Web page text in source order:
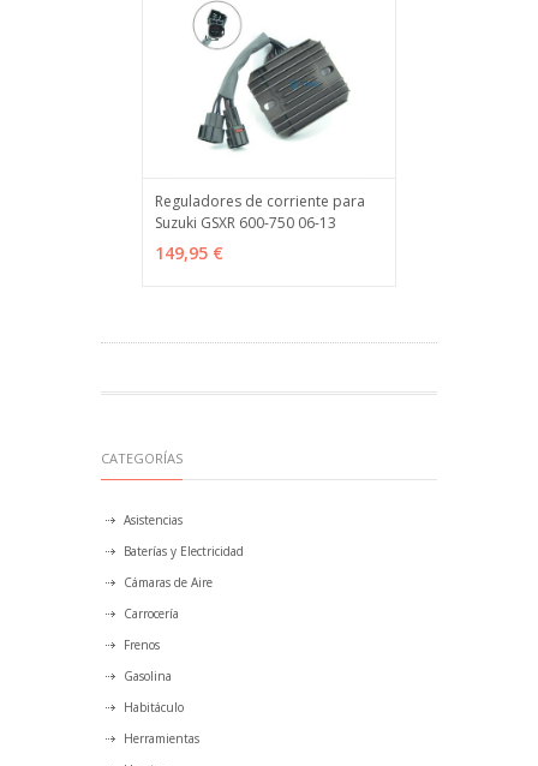
AÑADIR MÁS INFO
Reguladores de corriente para
Suzuki GSXR 600-750 06-13
149,95 €
CATEGORÍAS
Asistencias
Baterías y Electricidad
Cámaras de Aire
Carrocería
Frenos
Gasolina
Habitáculo
Herramientas